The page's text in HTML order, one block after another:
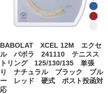
BABOLAT XCEL 12M エクセ
ル バボラ 241110 テニスス
トリング 125/130/135 単張
り ナチュラル ブラック ブル
ー レッド 硬式 ポスト投函対
応